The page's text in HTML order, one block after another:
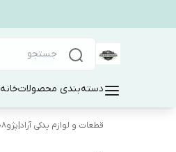
دسته‌بندی محصولاتخانه
قطعات و لوازم یدکی آراد|پژو۲۰۰۸|سیتروئن c3|هیوندای|کیاموتورز